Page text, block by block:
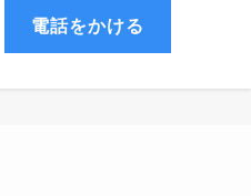
電話をかける